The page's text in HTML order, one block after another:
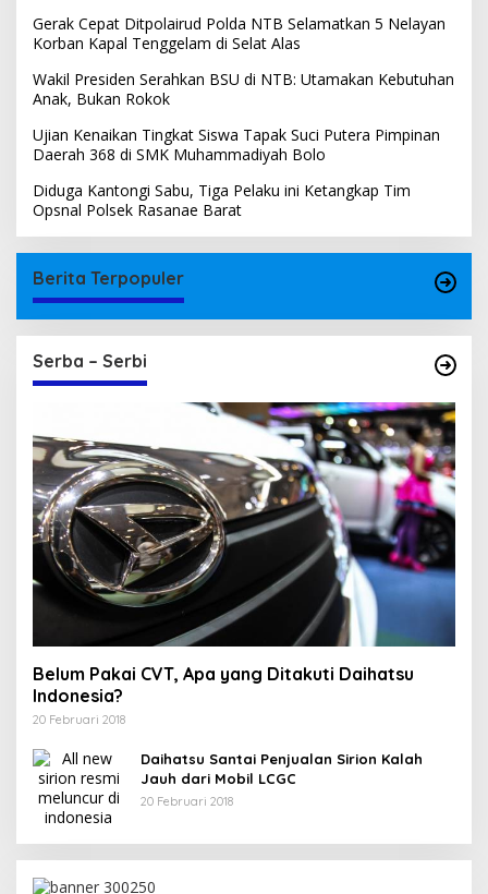
Gerak Cepat Ditpolairud Polda NTB Selamatkan 5 Nelayan
Korban Kapal Tenggelam di Selat Alas
Wakil Presiden Serahkan BSU di NTB: Utamakan Kebutuhan
Anak, Bukan Rokok
Ujian Kenaikan Tingkat Siswa Tapak Suci Putera Pimpinan
Daerah 368 di SMK Muhammadiyah Bolo
Diduga Kantongi Sabu, Tiga Pelaku ini Ketangkap Tim
Opsnal Polsek Rasanae Barat
Berita Terpopuler
Serba – Serbi
Belum Pakai CVT, Apa yang Ditakuti Daihatsu
Indonesia?
20 Februari 2018
Daihatsu Santai Penjualan Sirion Kalah
Jauh dari Mobil LCGC
20 Februari 2018